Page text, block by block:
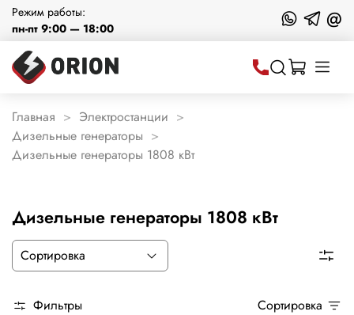
Режим работы:
пн-пт 9:00 — 18:00
@
Главная
Электростанции
Дизельные генераторы
Дизельные генераторы 1808 кВт
Дизельные генераторы 1808 кВт
Фильтры Сортировка